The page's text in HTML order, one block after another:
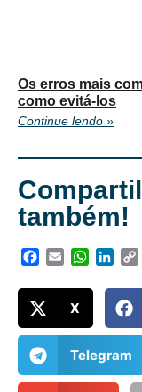
Os erros mais
como evitá-los
Continue lendo »
também!
Facebook
Email
X
Telegram